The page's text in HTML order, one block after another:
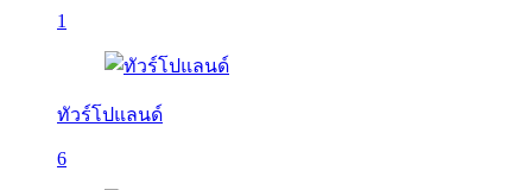
1
ทัวร์โปแลนด์
6